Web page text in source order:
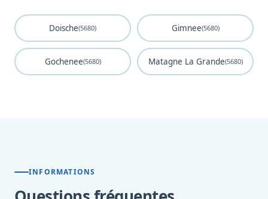
Doische(5680) Gimnee(5680)
Gochenee(5680) Matagne La Grande(5680)
INFORMATIONS